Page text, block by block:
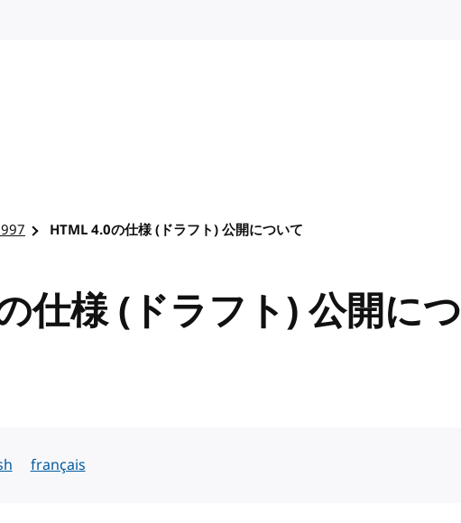
HTML 4.0の仕様 (ドラフト) 公開について
仕様 (ドラフト) 公開につ
français